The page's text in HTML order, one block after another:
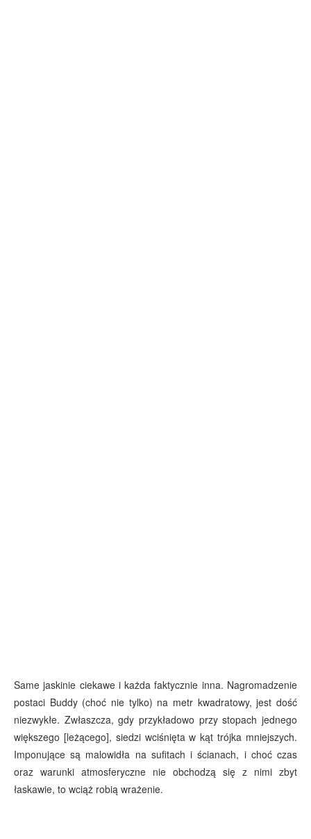
Same jaskinie ciekawe i każda faktycznie inna. Nagromadzenie
postaci Buddy (choć nie tylko) na metr kwadratowy, jest dość
niezwykłe. Zwłaszcza, gdy przykładowo przy stopach jednego
większego [leżącego], siedzi wciśnięta w kąt trójka mniejszych.
Imponujące są malowidła na sufitach i ścianach, i choć czas
oraz warunki atmosferyczne nie obchodzą się z nimi zbyt
łaskawie, to wciąż robią wrażenie.